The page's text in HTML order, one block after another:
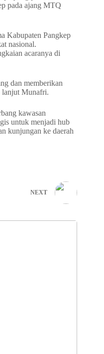
pada ajang MTQ
Kabupaten Pangkep
nasional.
acaranya di
dan memberikan
lanjut Munafri.
kawasan
untuk menjadi hub
kunjungan ke daerah
NEXT